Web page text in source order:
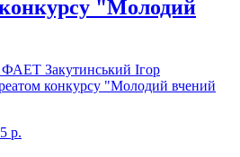
"Молодий
Закутинський Ігор
конкурсу "Молодий вчений
р.